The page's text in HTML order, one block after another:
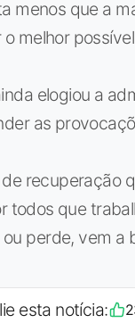
menos que a
melhor
elogiou a
as
recuperação
todos que
perde, vem a
esta notícia: